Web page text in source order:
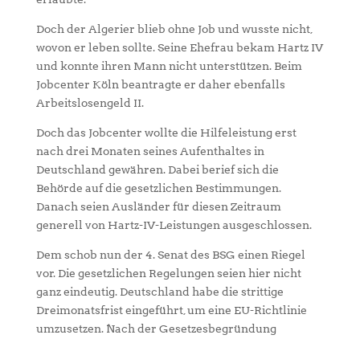
Doch der Algerier blieb ohne Job und wusste nicht,
wovon er leben sollte. Seine Ehefrau bekam Hartz IV
und konnte ihren Mann nicht unterstützen. Beim
Jobcenter Köln beantragte er daher ebenfalls
Arbeitslosengeld II.
Doch das Jobcenter wollte die Hilfeleistung erst
nach drei Monaten seines Aufenthaltes in
Deutschland gewähren. Dabei berief sich die
Behörde auf die gesetzlichen Bestimmungen.
Danach seien Ausländer für diesen Zeitraum
generell von Hartz-IV-Leistungen ausgeschlossen.
Dem schob nun der 4. Senat des BSG einen Riegel
vor. Die gesetzlichen Regelungen seien hier nicht
ganz eindeutig. Deutschland habe die strittige
Dreimonatsfrist eingeführt, um eine EU-Richtlinie
umzusetzen. Nach der Gesetzesbegründung